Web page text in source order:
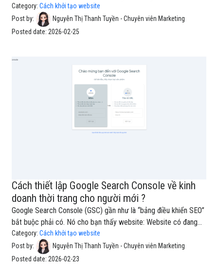
khách hàng, mọi quyết định marketing đều dựa trên cảm tính.
Trong ngành thời trang nơi khách thường xem nhiều mẫu, thêm
giỏ rồi chần chừ trước khi mua việc theo dõi chính xác từng
phỏng đoán.1.Facebook Pixel Là Gì Và Vì Sao Ngành Thời Trang
Cần Nó?Meta Pixel là một đoạn mã được gắn vào website để
Category: Cách khởi tạo website
Post by:
Nguyễn Thị Thanh Tuyền - Chuyên viên Marketing
Posted date: 2026-02-25
Cách thiết lập Google Search Console về kinh
doanh thời trang cho người mới ?
Google Search Console (GSC) gần như là “bảng điều khiển SEO”
bắt buộc phải có. Nó cho bạn thấy website: Website có đang
được Google lập chỉ mục (index) đúng không? Khách đang tìm
bạn bằng từ khóa nào (váy đi tiệc, áo thun oversize, set công
sở…)? Trang nào đang lên top, trang nào tụt? Có lỗi kỹ thuật
Category: Cách khởi tạo website
Post by:
Nguyễn Thị Thanh Tuyền - Chuyên viên Marketing
Posted date: 2026-02-23